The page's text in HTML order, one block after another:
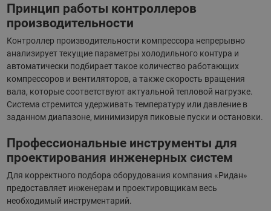
Принцип работы контроллеров
производительности
Контроллер производительности компрессора непрерывно
анализирует текущие параметры холодильного контура и
автоматически подбирает такое количество работающих
компрессоров и вентиляторов, а также скорость вращения
вала, которые соответствуют актуальной тепловой нагрузке.
Система стремится удерживать температуру или давление в
заданном диапазоне, минимизируя пиковые пуски и остановки.
Профессиональные инструменты для
проектирования инженерных систем
Для корректного подбора оборудования компания «Ридан»
предоставляет инженерам и проектировщикам весь
необходимый инструментарий.